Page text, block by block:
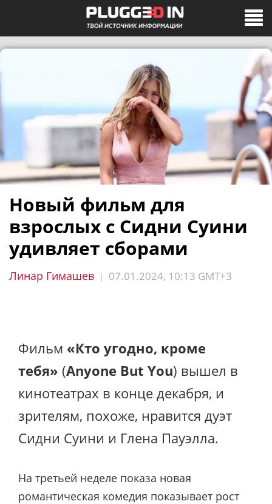
Новый фильм для
взрослых с Сидни Суини
удивляет сборами
Линар Гимашев | 07.01.2024, 10:13 GMT+3
Фильм «Кто угодно, кроме
тебя» (Anyone But You) вышел в
кинотеатрах в конце декабря, и
зрителям, похоже, нравится дуэт
Сидни Суини и Глена Пауэлла.
На третьей неделе показа новая
романтическая комедия показывает рост